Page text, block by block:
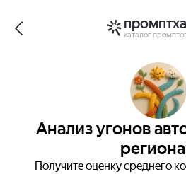
каталог
Анализ угонов
Получите оценку среднего